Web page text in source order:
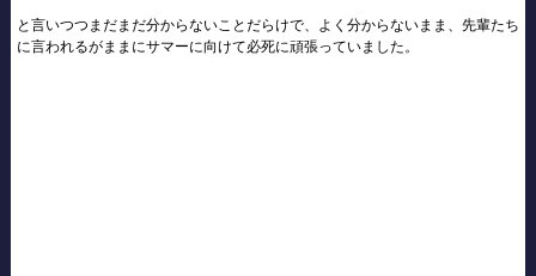
と言いつつまだまだ分からないことだらけで、よく分からないまま、先輩たち
に言われるがままにサマーに向けて必死に頑張っていました。